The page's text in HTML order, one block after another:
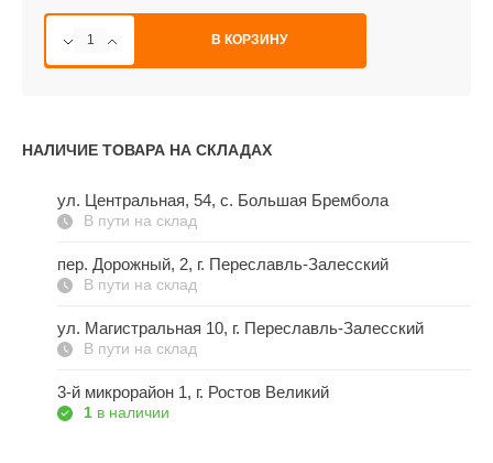
В КОРЗИНУ
НАЛИЧИЕ ТОВАРА НА СКЛАДАХ
ул. Центральная, 54, c. Большая Брембола
В пути на склад
пер. Дорожный, 2, г. Переславль-Залесский
В пути на склад
ул. Магистральная 10, г. Переславль-Залесский
В пути на склад
3-й микрорайон 1, г. Ростов Великий
1 в наличии